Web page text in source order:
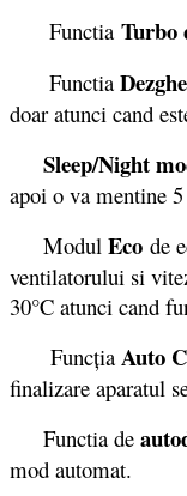
Functia Turbo
Functia
doar atunci cand
Sleep/Night
apoi o va mentine
Modul Eco de
ventilatorului si
30°C atunci cand
Funcţia Auto
finalizare aparatul
Functia de
mod automat.